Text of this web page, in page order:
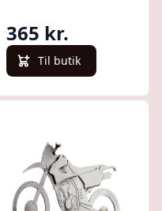
365 kr.
Til butik